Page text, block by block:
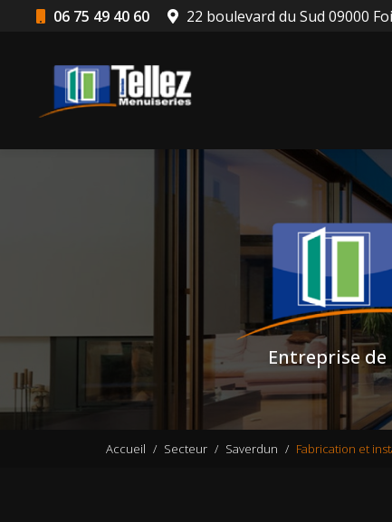
06 75 49 40 60 22 boulevard du Sud 09000
Entreprise
Accueil Secteur Saverdun Fabrication et